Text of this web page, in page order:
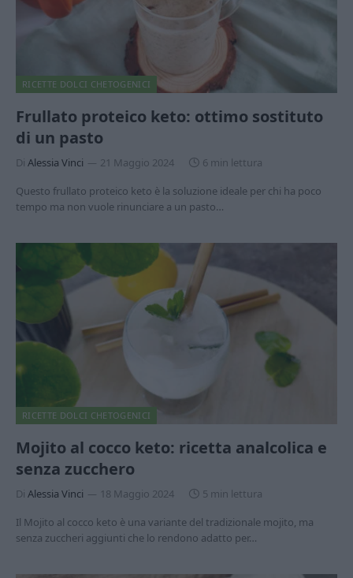
RICETTE DOLCI CHETOGENICI
Frullato proteico keto: ottimo sostituto
di un pasto
Di Alessia Vinci 21 Maggio 2024
6 min lettura
Questo frullato proteico keto è la soluzione ideale per chi ha poco
tempo ma non vuole rinunciare a un pasto…
RICETTE DOLCI CHETOGENICI
Mojito al cocco keto: ricetta analcolica e
senza zucchero
Di Alessia Vinci 18 Maggio 2024
5 min lettura
Il Mojito al cocco keto è una variante del tradizionale mojito, ma
senza zuccheri aggiunti che lo rendono adatto per…